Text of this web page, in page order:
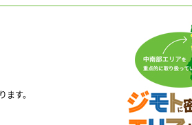
す。